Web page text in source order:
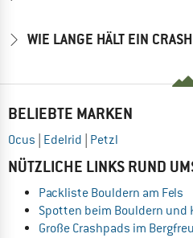
WIE LANGE HÄLT EIN
BELIEBTE MARKEN
Ocus Edelrid Petzl
NÜTZLICHE LINKS RUND
Packliste Bouldern am Fels
Spotten beim Bouldern und
Große Crashpads im